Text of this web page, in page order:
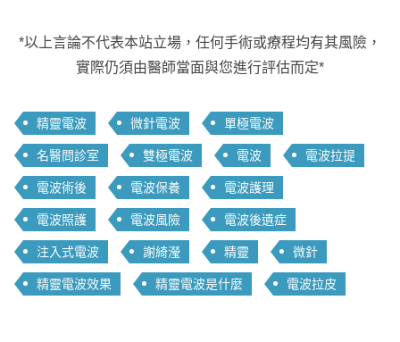
*以上言論不代表本站立場，任何手術或療程均有其風險，
實際仍須由醫師當面與您進行評估而定*
精靈電波 微針電波 單極電波
名醫問診室 雙極電波 電波 電波拉提
電波術後 電波保養 電波護理
電波照護 電波風險 電波後遺症
注入式電波 謝綺瀅 精靈 微針
精靈電波效果 精靈電波是什麼 電波拉皮